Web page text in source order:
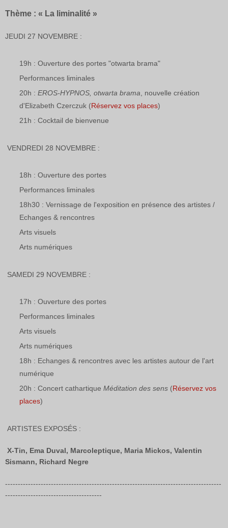
Thème : « La liminalité »
JEUDI 27 NOVEMBRE :
19h : Ouverture des portes "otwarta brama"
Performances liminales
20h : EROS-HYPNOS, otwarta brama , nouvelle création
d'Elizabeth Czerczuk (Réservez vos places)
21h : Cocktail de bienvenue
VENDREDI 28 NOVEMBRE :
18h : Ouverture des portes
Performances liminales
18h30 : Vernissage de l'exposition en présence des artistes /
Echanges & rencontres
Arts visuels
Arts numériques
SAMEDI 29 NOVEMBRE :
17h : Ouverture des portes
Performances liminales
Arts visuels
Arts numériques
18h : Echanges & rencontres avec les artistes autour de l'art
numérique
20h : Concert cathartique Méditation des sens (Réservez vos
places)
ARTISTES EXPOSÉS :
X-Tin, Ema Duval, Marcoleptique, Maria Mickos, Valentin
Sismann, Richard Negre
-------------------------------------------------------------------------------------
--------------------------------------